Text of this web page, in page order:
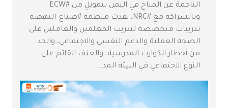
الناجمة عن المناخ في اليمن بتمويلٍ من #ECW
وبالشراكة مع #NRC، نفذت منظمة #صناع_النهضة
تدريبات متخصصة لتدريب المعلمين والعاملين على
الصحة العقلية والدعم النفسي والاجتماعي، والحد
من أخطار الكوارث المدرسية، والعنف القائم على
النوع الاجتماعي في البيئة المد...